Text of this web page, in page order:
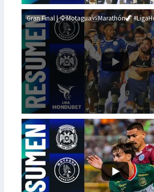
Gran Final | 🦅Motagua🆚Marathón🦖